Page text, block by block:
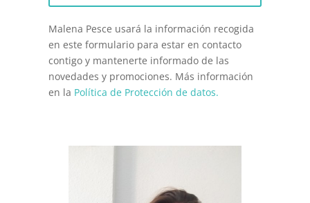
Malena Pesce usará la información recogida
en este formulario para estar en contacto
contigo y mantenerte informado de las
novedades y promociones. Más información
en la Política de Protección de datos.